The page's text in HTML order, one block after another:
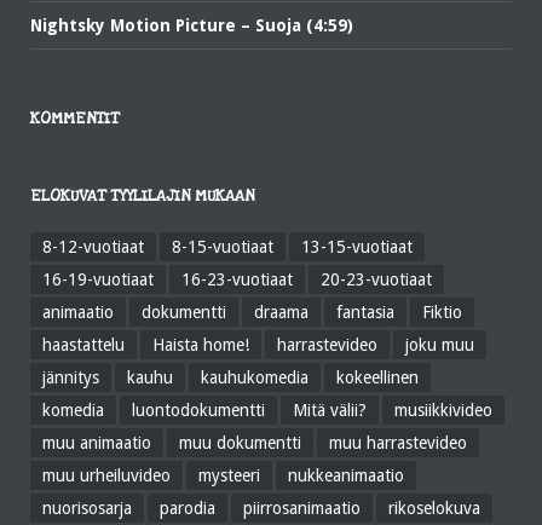
Nightsky Motion Picture – Suoja (4:59)
KOMMENTIT
ELOKUVAT TYYLILAJIN MUKAAN
8-12-vuotiaat 8-15-vuotiaat
13-15-vuotiaat
16-19-vuotiaat
16-23-vuotiaat
20-23-vuotiaat
animaatio
dokumentti draama fantasia
Fiktio
haastattelu
Haista home! harrastevideo
joku muu
jännitys
kauhu kauhukomedia
kokeellinen
komedia
luontodokumentti Mitä välii?
musiikkivideo
muu animaatio
muu dokumentti
muu harrastevideo
muu urheiluvideo
mysteeri
nukkeanimaatio
nuorisosarja
parodia piirrosanimaatio
rikoselokuva